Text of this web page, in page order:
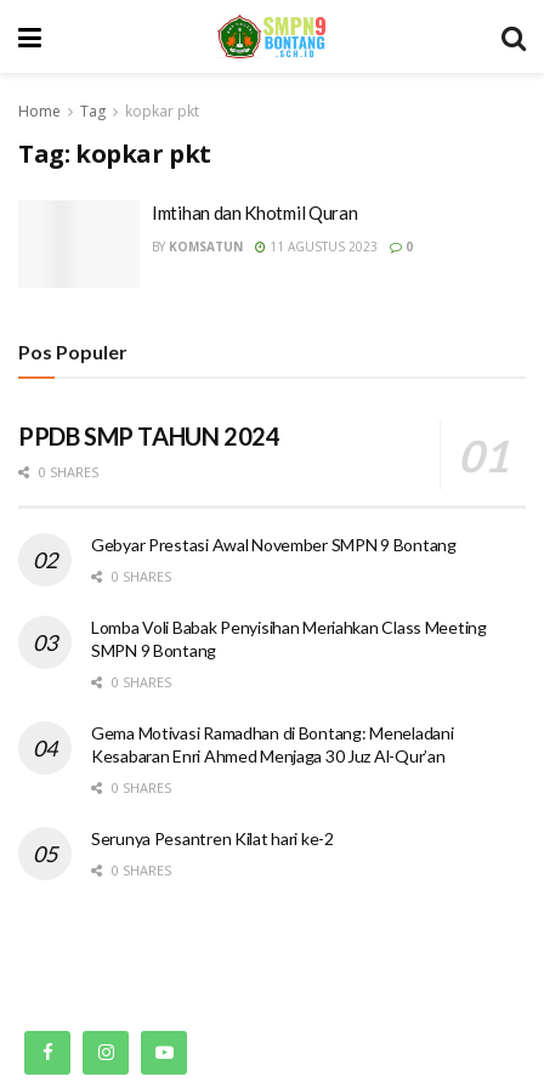
Home Tag kopkar pkt
Tag: kopkar pkt
Imtihan dan Khotmil Quran
BY KOMSATUN 11 AGUSTUS 2023 0
Pos Populer
PPDB SMP TAHUN 2024
0 SHARES
Gebyar Prestasi Awal November SMPN 9 Bontang
0 SHARES
Lomba Voli Babak Penyisihan Meriahkan Class Meeting
SMPN 9 Bontang
0 SHARES
Gema Motivasi Ramadhan di Bontang: Meneladani
Kesabaran Enri Ahmed Menjaga 30 Juz Al-Qur’an
0 SHARES
Serunya Pesantren Kilat hari ke-2
0 SHARES